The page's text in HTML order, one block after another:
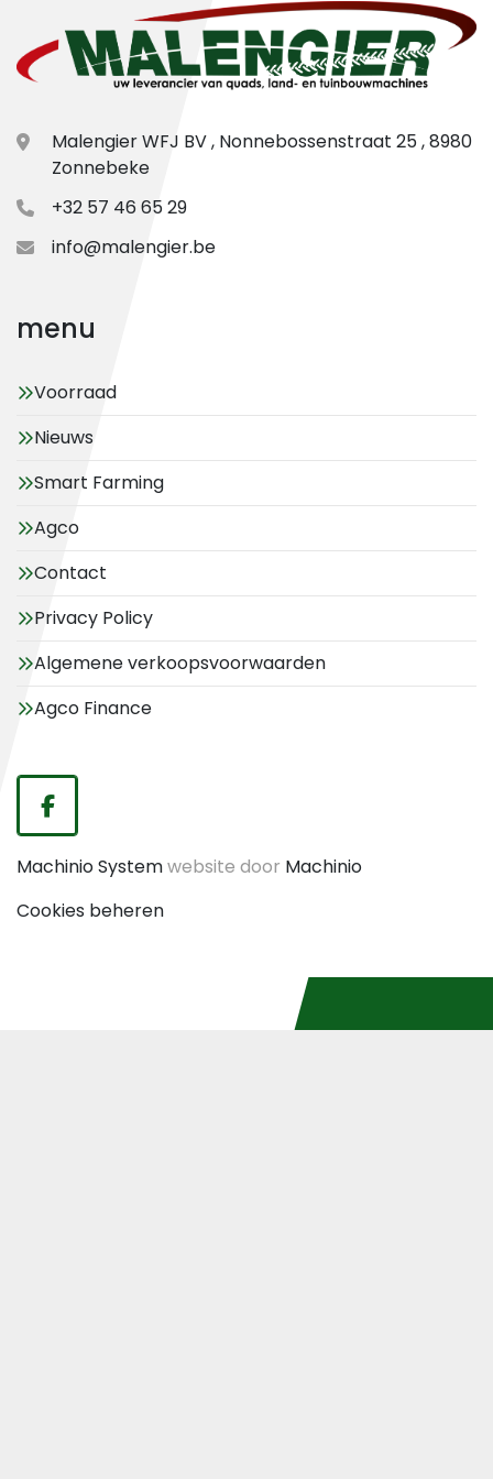
Malengier WFJ BV , Nonnebossenstraat 25 , 8980
Zonnebeke
+32 57 46 65 29
info@malengier.be
menu
Voorraad
Nieuws
Smart Farming
Agco
Contact
Privacy Policy
Algemene verkoopsvoorwaarden
Agco Finance
facebook
Machinio Systemwebsite door Machinio
Cookies beheren